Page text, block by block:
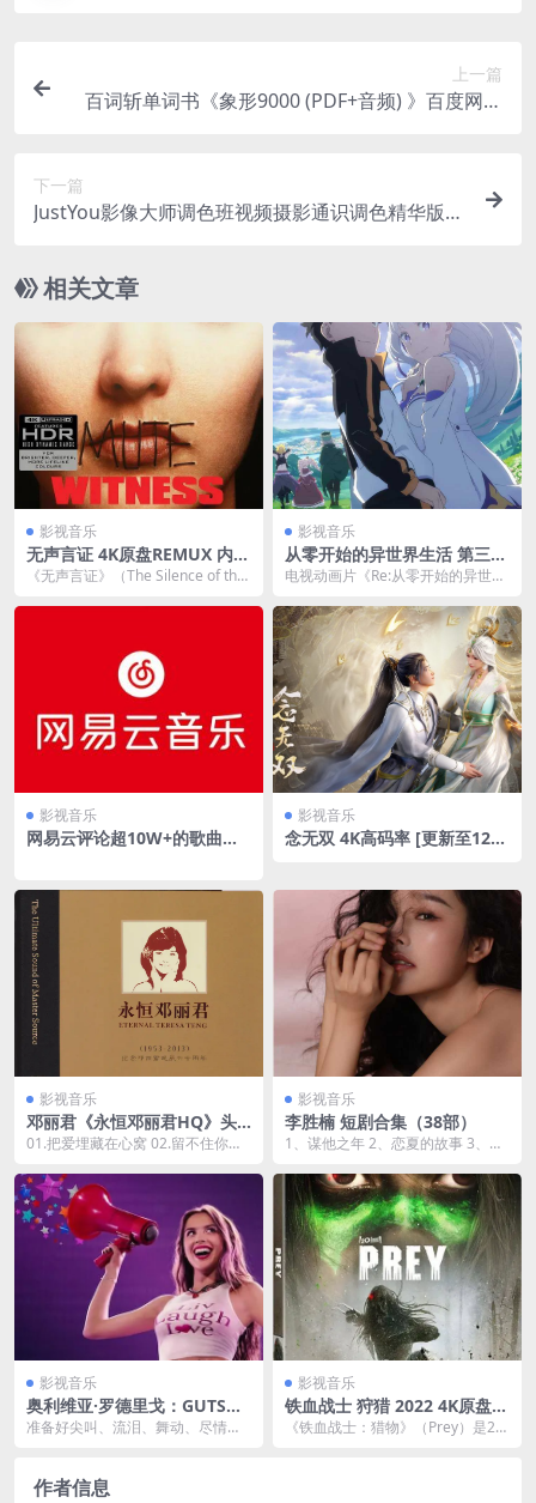
上一篇
百词斩单词书《象形9000 (PDF+音频) 》百度网盘
下一篇
JustYou影像大师调色班视频摄影通识调色精华版新
相关文章
影视音乐
无声言证 4K原盘REMUX 内封
字幕
《无声言证》（The Silence of the
影视音乐
从零开始的异世界生活 第三季
袭击篇（2024） 首播03 官方
电视动画片《Re:从零开始的异世界
网络小说作品。该...
影视音乐
网易云评论超10W+的歌曲合
影视音乐
念无双 4K高码率 [更新至12
影视音乐
邓丽君《永恒邓丽君HQ》头
版限量[WAV+CUE][1G]
01.把爱埋藏在心窝 02.留不住你的
影视音乐
李胜楠 短剧合集（38部）
1、谋他之年 2、恋夏的故事 3、娇
（双生之我的妹...
影视音乐
奥利维亚·罗德里戈：GUTS世
界巡演 (2024)
准备好尖叫、流泪、舞动、尽情歌
影视音乐
铁血战士 狩猎 2022 4K原盘R
EMUX 杜比视界 内封字幕
《铁血战士：猎物》（Prey）是20
作者信息